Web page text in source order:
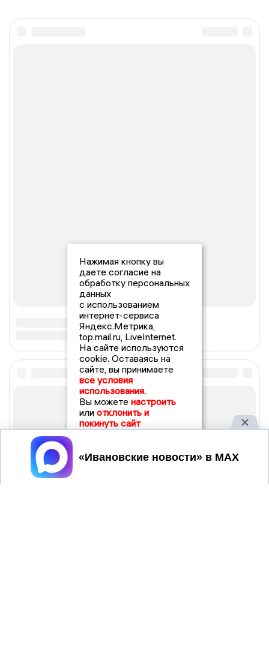
Нажимая кнопку вы
даете согласие на
обработку персональных
данных
с использованием
интернет-сервиса
Яндекс.Метрика,
top.mail.ru, LiveInternet.
На сайте используются
cookie. Оставаясь на
сайте, вы принимаете
все условия
использования.
Вы можете настроить
или отклонить и
покинуть сайт
Принять